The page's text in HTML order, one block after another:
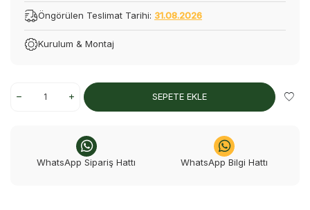
Öngörülen Teslimat Tarihi: 31.08.2026
Kurulum & Montaj
SEPETE EKLE
WhatsApp Sipariş Hattı WhatsApp Bilgi Hattı